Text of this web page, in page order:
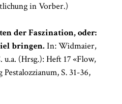
in Vorber.)
der Faszination, oder:
bringen. In: Widmaier,
(Hrsg.): Heft 17 «Flow,
S. 31-36,